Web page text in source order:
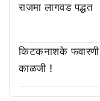
राजमा लागवड पद्धत
किटकनाशके फवारणी
काळजी !